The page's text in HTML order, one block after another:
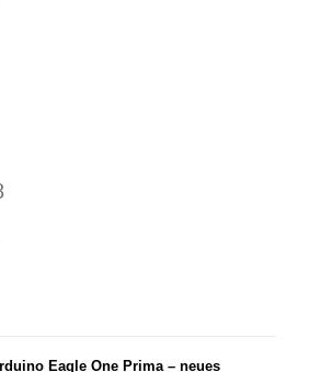
Eagle One Prima – neues